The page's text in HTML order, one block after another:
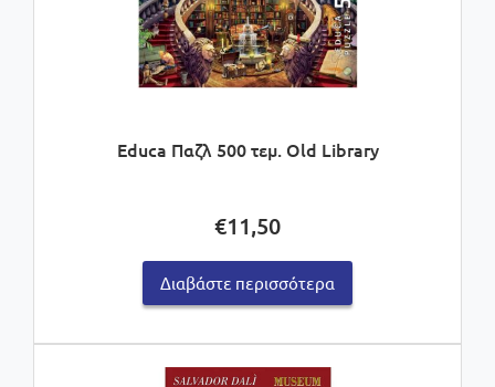
Educa Παζλ 500 τεμ. Old Library
€11,50
Διαβάστε περισσότερα